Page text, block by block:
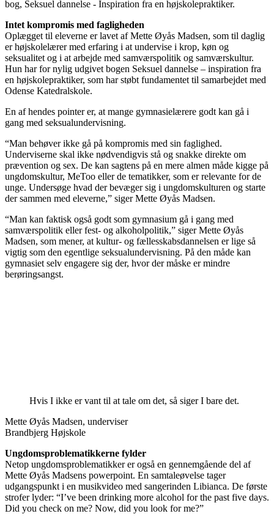
bog, Seksuel dannelse - Inspiration fra en højskolepraktiker.
Intet kompromis med fagligheden
Oplægget til eleverne er lavet af Mette Øyås Madsen, som til daglig
er højskolelærer med erfaring i at undervise i krop, køn og
seksualitet og i at arbejde med samværspolitik og samværskultur.
Hun har for nylig udgivet bogen Seksuel dannelse – inspiration fra
en højskolepraktiker, som har støbt fundamentet til samarbejdet med
Odense Katedralskole.
En af hendes pointer er, at mange gymnasielærere godt kan gå i
gang med seksualundervisning.
“Man behøver ikke gå på kompromis med sin faglighed.
Underviserne skal ikke nødvendigvis stå og snakke direkte om
prævention og sex. De kan sagtens på en mere almen måde kigge på
ungdomskultur, MeToo eller de tematikker, som er relevante for de
unge. Undersøge hvad der bevæger sig i ungdomskulturen og starte
der sammen med eleverne,” siger Mette Øyås Madsen.
“Man kan faktisk også godt som gymnasium gå i gang med
samværspolitik eller fest- og alkoholpolitik,” siger Mette Øyås
Madsen, som mener, at kultur- og fællesskabsdannelsen er lige så
vigtig som den egentlige seksualundervisning. På den måde kan
gymnasiet selv engagere sig der, hvor der måske er mindre
berøringsangst.
Hvis I ikke er vant til at tale om det, så siger I bare det.
Mette Øyås Madsen, underviser
Brandbjerg Højskole
Ungdomsproblematikkerne fylder
Netop ungdomsproblematikker er også en gennemgående del af
Mette Øyås Madsens powerpoint. En samtaleøvelse tager
udgangspunkt i en musikvideo med sangerinden Libianca. De første
strofer lyder: “I’ve been drinking more alcohol for the past five days.
Did you check on me? Now, did you look for me?”